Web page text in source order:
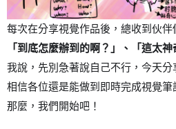
每次在分享視覺作品後，總收到伙伴
「到底怎麼辦到的啊？」、「這太神
我說，先別急著說自己不行，今天分
相信各位還是能做到即時完成視覺筆
那麼，我們開始吧！